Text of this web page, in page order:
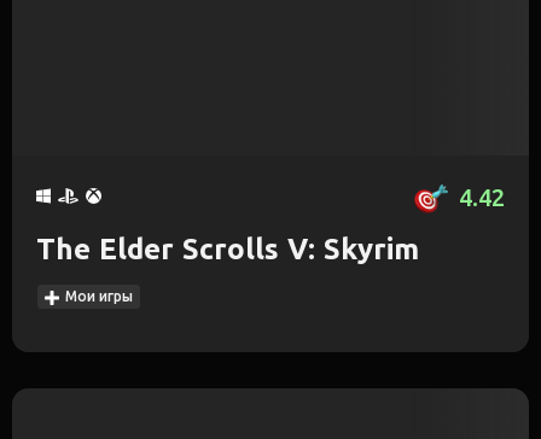
4.42
The Elder Scrolls V: Skyrim
Мои игры